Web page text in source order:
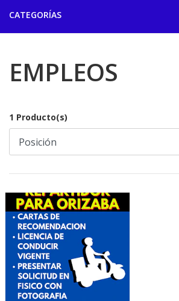
CATEGORÍAS
EMPLEOS
1 Producto(s)